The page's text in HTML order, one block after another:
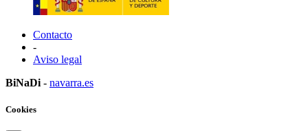
Contacto
-
Aviso legal
BiNaDi - navarra.es
Cookies